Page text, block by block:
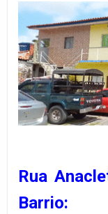
Rua
Barrio: